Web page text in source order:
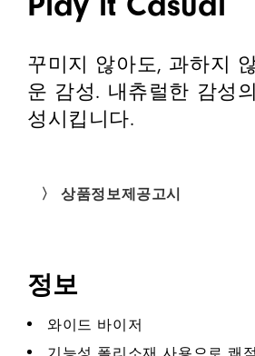
꾸미지 않아도, 과하지
운 감성. 내츄럴한 감성
성시킵니다.
〉 상품정보제공고시
정보
와이드 바이저